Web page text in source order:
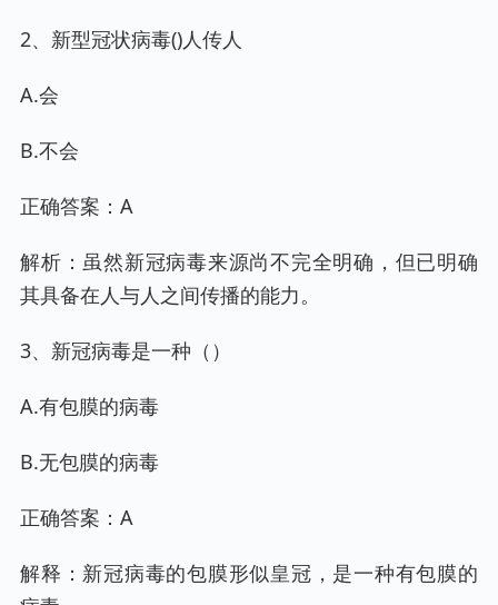
2、新型冠状病毒()人传人
A.会
B.不会
正确答案：A
解析：虽然新冠病毒来源尚不完全明确，但已明确
其具备在人与人之间传播的能力。
3、新冠病毒是一种（）
A.有包膜的病毒
B.无包膜的病毒
正确答案：A
解释：新冠病毒的包膜形似皇冠，是一种有包膜的